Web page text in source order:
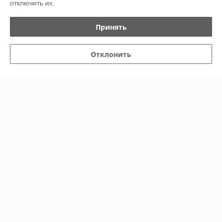
Показать весь график работы
отключить их.
Принять
Отклонить